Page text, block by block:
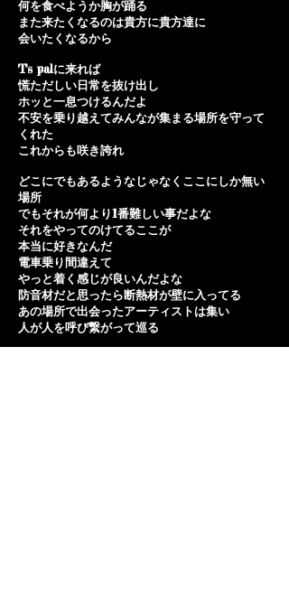
何を食べようか胸が踊る
また来たくなるのは貴方に貴方達に
会いたくなるから
T's palに来れば
慌ただしい日常を抜け出し
ホッと一息つけるんだよ
不安を乗り越えてみんなが集まる場所を守って
くれた
これからも咲き誇れ
どこにでもあるようなじゃなくここにしか無い
場所
でもそれが何より1番難しい事だよな
それをやってのけてるここが
本当に好きなんだ
電車乗り間違えて
やっと着く感じが良いんだよな
防音材だと思ったら断熱材が壁に入ってる
あの場所で出会ったアーティストは集い
人が人を呼び繋がって巡る